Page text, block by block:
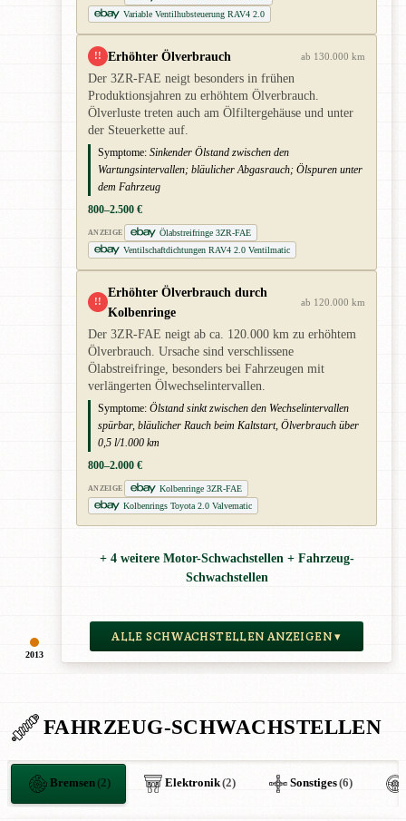
2013
Variable Ventilhubsteuerung RAV4 2.0
!! Erhöhter Ölverbrauch ab 130.000 km
Der 3ZR-FAE neigt besonders in frühen
Produktionsjahren zu erhöhtem Ölverbrauch.
Ölverluste treten auch am Ölfiltergehäuse und unter
der Steuerkette auf.
Symptome: Sinkender Ölstand zwischen den
Wartungsintervallen; bläulicher Abgasrauch; Ölspuren unter
dem Fahrzeug
800–2.500 €
ANZEIGE
Ölabstreifringe 3ZR-FAE
Ventilschaftdichtungen RAV4 2.0 Ventilmatic
!!
Erhöhter Ölverbrauch durch
Kolbenringe
ab 120.000 km
Der 3ZR-FAE neigt ab ca. 120.000 km zu erhöhtem
Ölverbrauch. Ursache sind verschlissene
Ölabstreifringe, besonders bei Fahrzeugen mit
verlängerten Ölwechselintervallen.
Symptome: Ölstand sinkt zwischen den Wechselintervallen
spürbar, bläulicher Rauch beim Kaltstart, Ölverbrauch über
0,5 l/1.000 km
800–2.000 €
ANZEIGE
Kolbenringe 3ZR-FAE
Kolbenrings Toyota 2.0 Valvematic
+ 4 weitere Motor-Schwachstellen + Fahrzeug-
Schwachstellen
ALLE SCHWACHSTELLEN ANZEIGEN ▾
FAHRZEUG-SCHWACHSTELLEN
Bremsen(2) Elektronik(2) Sonstiges(6)